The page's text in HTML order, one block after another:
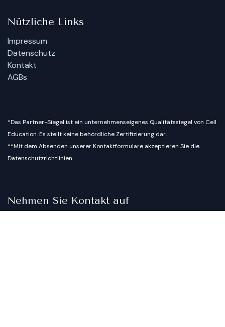
Nützliche Links
Impressum
Datenschutz
Kontakt
AGBs
*Das Partner-Siegel ist ein unternehmenseigenes Qualitätssiegel von Cell
Education. Es stellt keine behördliche Zertifizierung dar.
**Mit dem Absenden unserer Kontaktformulare akzeptieren Sie die
Datenschutzrichtlinien.
Nehmen Sie Kontakt auf